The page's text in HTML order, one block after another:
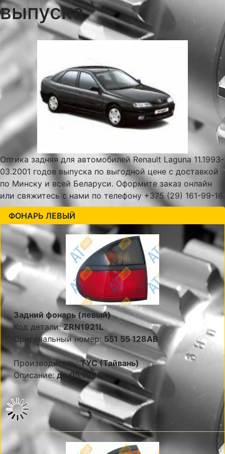
выпуска
Оптика задняя для автомобилей Renault Laguna 11.1993-
03.2001 годов выпуска по выгодной цене с доставкой
по Минску и всей Беларуси. Оформите заказ онлайн
или свяжитесь с нами по телефону +375 (29) 161-99-16.
ФОНАРЬ ЛЕВЫЙ
Задний фонарь (левый)
Код детали:ZRN1921L
Оригинальный номер: 551 55 128AB
Производитель:TYC (Тайвань)
Описание:до 05.1998